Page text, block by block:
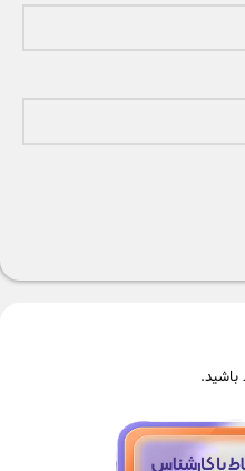
باشید.